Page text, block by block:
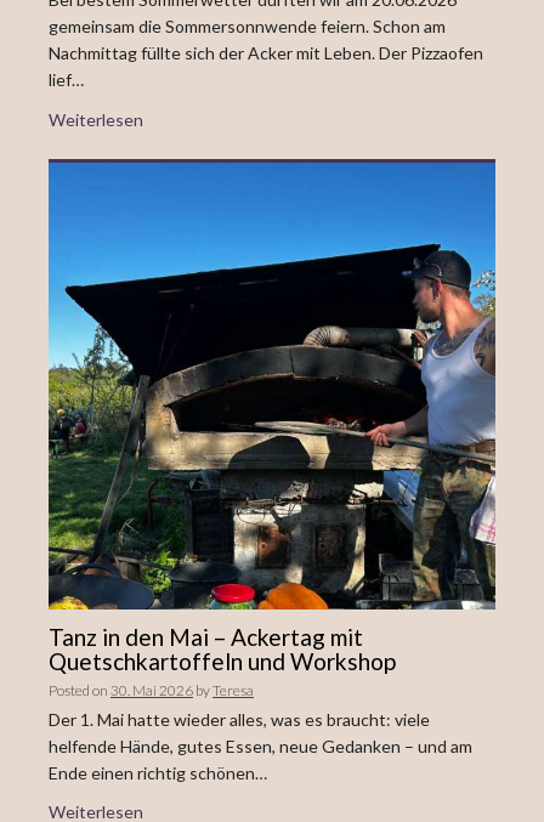
gemeinsam die Sommersonnwende feiern. Schon am
Nachmittag füllte sich der Acker mit Leben. Der Pizzaofen
lief…
Weiterlesen
Tanz in den Mai – Ackertag mit
Quetschkartoffeln und Workshop
Posted on 30. Mai 2026 byTeresa
Der 1. Mai hatte wieder alles, was es braucht: viele
helfende Hände, gutes Essen, neue Gedanken – und am
Ende einen richtig schönen…
Weiterlesen